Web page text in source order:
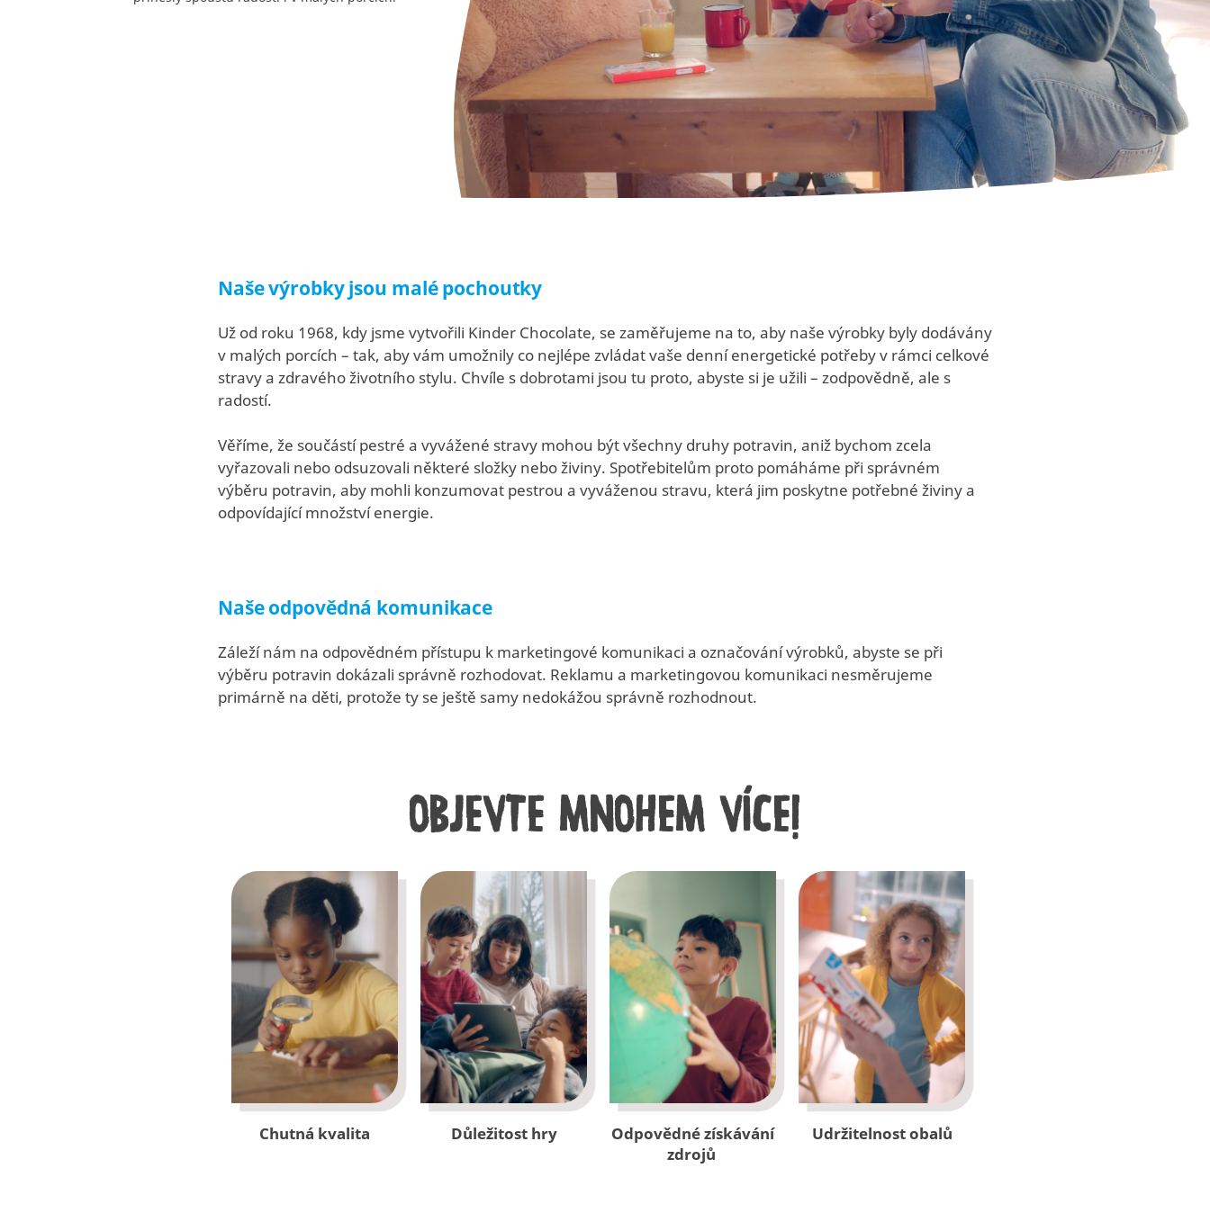
Naše výrobky jsou malé pochoutky
Už od roku 1968, kdy jsme vytvořili Kinder Chocolate, se zaměřujeme na to, aby naše výrobky byly dodávány
v malých porcích – tak, aby vám umožnily co nejlépe zvládat vaše denní energetické potřeby v rámci celkové
stravy a zdravého životního stylu. Chvíle s dobrotami jsou tu proto, abyste si je užili – zodpovědně, ale s
radostí.
Věříme, že součástí pestré a vyvážené stravy mohou být všechny druhy potravin, aniž bychom zcela
vyřazovali nebo odsuzovali některé složky nebo živiny. Spotřebitelům proto pomáháme při správném
výběru potravin, aby mohli konzumovat pestrou a vyváženou stravu, která jim poskytne potřebné živiny a
odpovídající množství energie.
Naše odpovědná komunikace
Záleží nám na odpovědném přístupu k marketingové komunikaci a označování výrobků, abyste se při
výběru potravin dokázali správně rozhodovat. Reklamu a marketingovou komunikaci nesměrujeme
primárně na děti, protože ty se ještě samy nedokážou správně rozhodnout.
OBJEVTE MNOHEM VÍCE!
Chutná kvalita Důležitost hry
Odpovědné získávání
zdrojů
Udržitelnost obalů